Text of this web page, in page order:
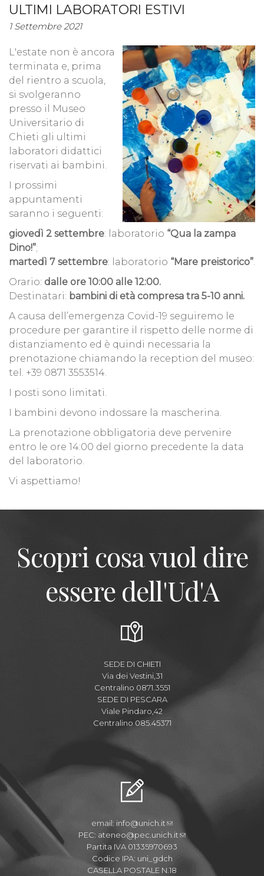
ULTIMI LABORATORI ESTIVI
1 Settembre 2021
L'estate non è ancora
terminata e, prima
del rientro a scuola,
si svolgeranno
presso il Museo
Universitario di
Chieti gli ultimi
laboratori didattici
riservati ai bambini.
I prossimi
appuntamenti
saranno i seguenti:
giovedì 2 settembre: laboratorio “Qua la zampa
Dino!”;
martedì 7 settembre: laboratorio “Mare preistorico”.
Orario: dalle ore 10:00 alle 12:00.
Destinatari: bambini di età compresa tra 5-10 anni.
A causa dell’emergenza Covid-19 seguiremo le
procedure per garantire il rispetto delle norme di
distanziamento ed è quindi necessaria la
prenotazione chiamando la reception del museo:
tel. +39 0871 3553514.
I posti sono limitati.
I bambini devono indossare la mascherina.
La prenotazione obbligatoria deve pervenire
entro le ore 14:00 del giorno precedente la data
del laboratorio.
Vi aspettiamo!
Scopri cosa vuol dire
essere dell'Ud'A
SEDE DI CHIETI
Via dei Vestini,31
Centralino 0871.3551
SEDE DI PESCARA
Viale Pindaro,42
Centralino 085.45371
email: info@unich.it
PEC: ateneo@pec.unich.it
Partita IVA 01335970693
Codice IPA: uni_gdch
CASELLA POSTALE N.18